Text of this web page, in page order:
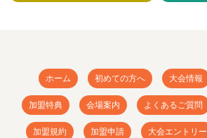
ホーム 初めての方へ 大会情報
加盟特典 会場案内 よくあるご質問
加盟規約 加盟申請 大会エントリー